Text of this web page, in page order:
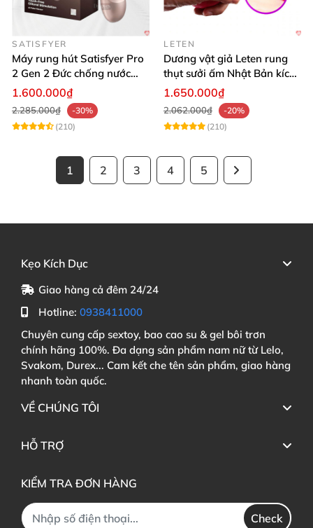
SATISFYER
Máy rung hút Satisfyer Pro
2 Gen 2 Đức chống nước
massage điểm G sạc pin
1.600.000₫
2.285.000₫
-30%
(210)
LETEN
Dương vật giả Leten rung
thụt sưởi ấm Nhật Bản kích
thích điểm G
1.650.000₫
2.062.000₫
-20%
(210)
1 2 3 4 5
Kẹo Kích Dục
Giao hàng cả đêm 24/24
Hotline: 0938411000
Chuyên cung cấp sextoy, bao cao su & gel bôi trơn
chính hãng 100%. Đa dạng sản phẩm nam nữ từ Lelo,
Svakom, Durex... Cam kết che tên sản phẩm, giao hàng
nhanh toàn quốc.
VỀ CHÚNG TÔI
HỖ TRỢ
KIỂM TRA ĐƠN HÀNG
Check